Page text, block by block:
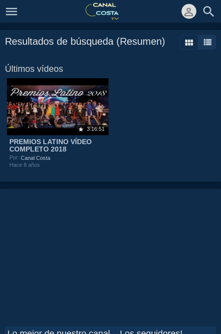
Resultados de búsqueda (Resumen)
Últimos vídeos
3:16:51
PREMIOS LATINO VÍDEO
COMPLETO 2018
Por:Canal Costa
Hace 8 años